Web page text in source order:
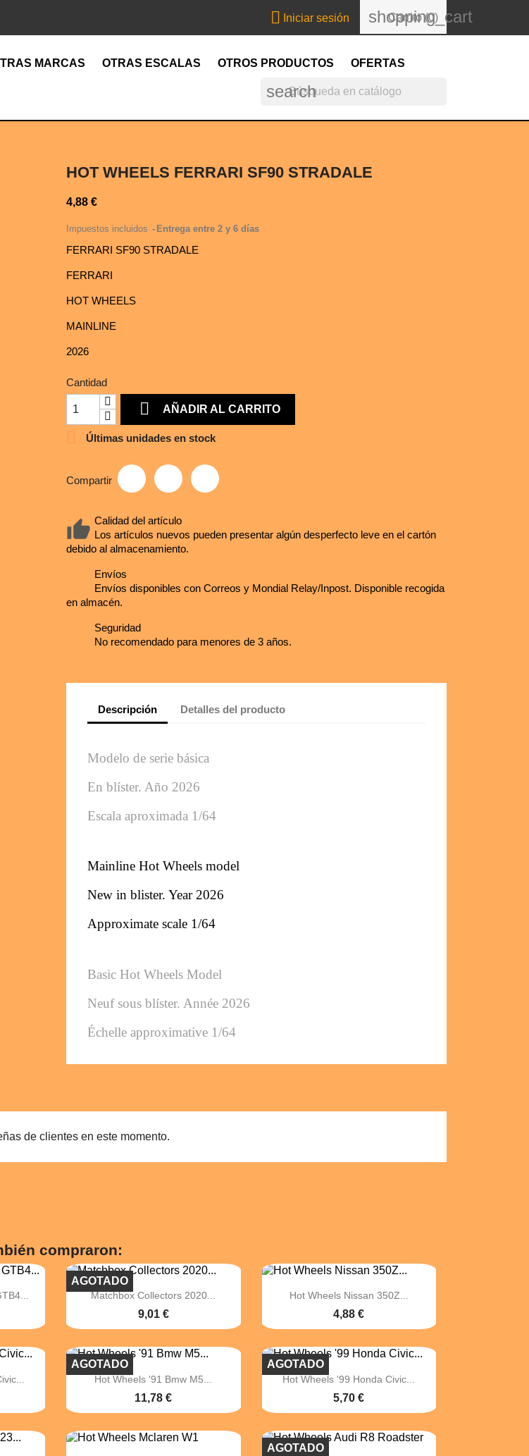
 Iniciar sesión shopping_cart
Carrito (0)
MARCAS OTRAS ESCALAS OTROS PRODUCTOS OFERTAS
search
HOT WHEELS FERRARI SF90 STRADALE
4,88 €
Impuestos incluidos Entrega entre 2 y 6 días
FERRARI SF90 STRADALE
FERRARI
HOT WHEELS
MAINLINE
2026
Cantidad
 AÑADIR AL CARRITO
Últimas unidades en stock
Compartir
Calidad del artículo
Los artículos nuevos pueden presentar algún desperfecto leve en el cartón
debido al almacenamiento.
Envíos
Envíos disponibles con Correos y Mondial Relay/Inpost. Disponible recogida
en almacén.
Seguridad
No recomendado para menores de 3 años.
Descripción Detalles del producto
Modelo de serie básica
En blíster. Año 2026
Escala aproximada 1/64
Mainline Hot Wheels model
New in blister. Year 2026
Approximate scale 1/64
Basic Hot Wheels Model
Neuf sous blíster. Année 2026
Échelle approximative 1/64
de clientes en este momento.
compraron:
 Vista rápida
Matchbox Collectors 2020...
9,01 €
AGOTADO
 Vista rápida
Hot Wheels Nissan 350Z...
4,88 €
 Vista rápida
Hot Wheels '91 Bmw M5...
11,78 €
AGOTADO
 Vista rápida
Hot Wheels '99 Honda Civic...
5,70 €
AGOTADO
AGOTADO